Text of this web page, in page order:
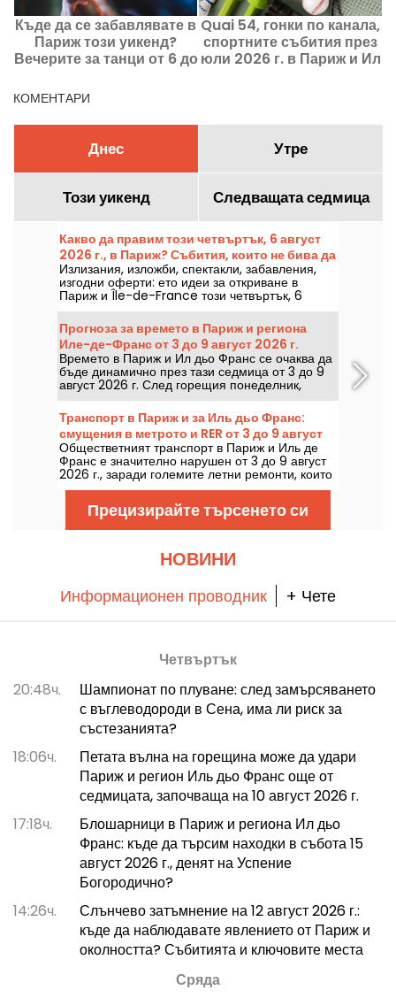
Къде да се забавлявате в
Париж този уикенд?
Вечерите за танци от 6 до
Quai 54, гонки по канала,
спортните събития през
юли 2026 г. в Париж и Ил
КОМЕНТАРИ
Днес Утре
Този уикенд Следващата седмица
Какво да правим този четвъртък, 6 август
2026 г., в Париж? Събития, които не бива да
пропускате
Излизания, изложби, спектакли, забавления,
изгодни оферти: ето идеи за откриване в
Париж и Île-de-France този четвъртък, 6
август 2026 г.
Прогноза за времето в Париж и региона
Иле-де-Франс от 3 до 9 август 2026 г.
Времето в Париж и Ил дьо Франс се очаква да
бъде динамично през тази седмица от 3 до 9
август 2026 г. След горещия понеделник,
белязан от риск от гръмотевични бури,
температурите ще спадат постепенно, преди
отново да се върне по-горещо и слънчево
време през уикенда.
Транспорт в Париж и за Иль дьо Франс:
смущения в метрото и RER от 3 до 9 август
2026 г.
Обществетният транспорт в Париж и Иль де
Франс е значително нарушен от 3 до 9 август
2026 г., заради големите летни ремонти, които
силно засягат някои линии, според РАТП и
Прецизирайте търсенето си
НОВИНИ
Информационен проводник + Чете
Четвъртък
20:48ч.
Шампионат по плуване: след замърсяването
с въглеводороди в Сена, има ли риск за
състезанията?
18:06ч.
Петата вълна на горещина може да удари
Париж и регион Иль дьо Франс още от
седмицата, започваща на 10 август 2026 г.
17:18ч.
Блошарници в Париж и региона Ил дьо
Франс: къде да търсим находки в събота 15
август 2026 г., денят на Успение
Богородично?
14:26ч.
Слънчево затъмнение на 12 август 2026 г.:
къде да наблюдавате явлението от Париж и
околността? Събитията и ключовите места
Сряда